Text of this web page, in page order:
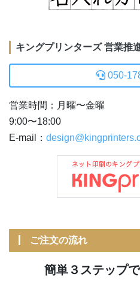
キングプリンターズ 営業推
050-
営業時間：月曜〜金曜
9:00〜18:00
E-mail：
ご注文の流れ
簡単３ステップ